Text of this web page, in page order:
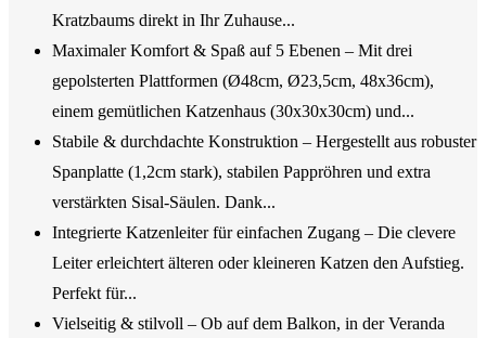
Kratzbaums direkt in Ihr Zuhause...
Maximaler Komfort & Spaß auf 5 Ebenen – Mit drei
gepolsterten Plattformen (Ø48cm, Ø23,5cm, 48x36cm),
einem gemütlichen Katzenhaus (30x30x30cm) und...
Stabile & durchdachte Konstruktion – Hergestellt aus robuster
Spanplatte (1,2cm stark), stabilen Pappröhren und extra
verstärkten Sisal-Säulen. Dank...
Integrierte Katzenleiter für einfachen Zugang – Die clevere
Leiter erleichtert älteren oder kleineren Katzen den Aufstieg.
Perfekt für...
Vielseitig & stilvoll – Ob auf dem Balkon, in der Veranda